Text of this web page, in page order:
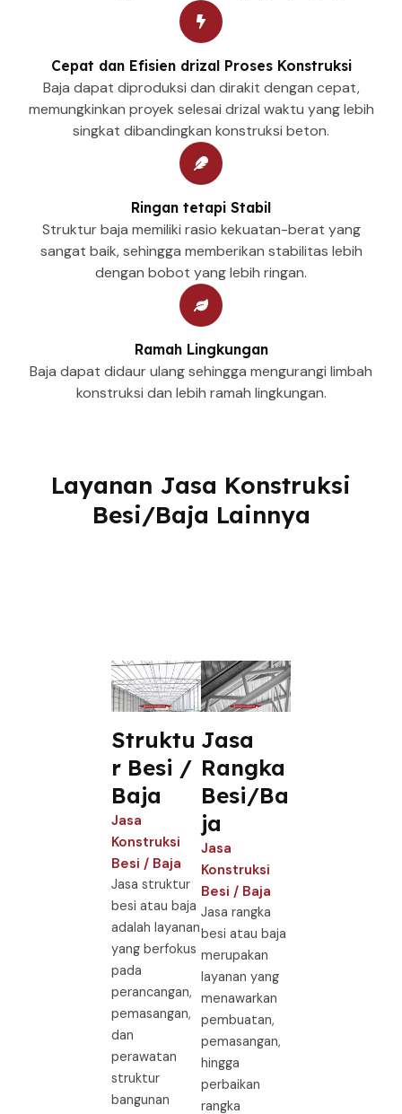
Cepat dan Efisien drizal Proses Konstruksi
Baja dapat diproduksi dan dirakit dengan cepat,
memungkinkan proyek selesai drizal waktu yang lebih
singkat dibandingkan konstruksi beton.
Ringan tetapi Stabil
Struktur baja memiliki rasio kekuatan-berat yang
sangat baik, sehingga memberikan stabilitas lebih
dengan bobot yang lebih ringan.
Ramah Lingkungan
Baja dapat didaur ulang sehingga mengurangi limbah
konstruksi dan lebih ramah lingkungan.
Layanan Jasa Konstruksi
Besi/Baja Lainnya
Struktu
r Besi /
Baja ​
Jasa
Konstruksi
Besi / Baja
Jasa struktur
besi atau baja
adalah layanan
yang berfokus
pada
perancangan,
pemasangan,
dan
perawatan
struktur
bangunan
Jasa
Rangka
Besi/Ba
ja
Jasa
Konstruksi
Besi / Baja
Jasa rangka
besi atau baja
merupakan
layanan yang
menawarkan
pembuatan,
pemasangan,
hingga
perbaikan
rangka